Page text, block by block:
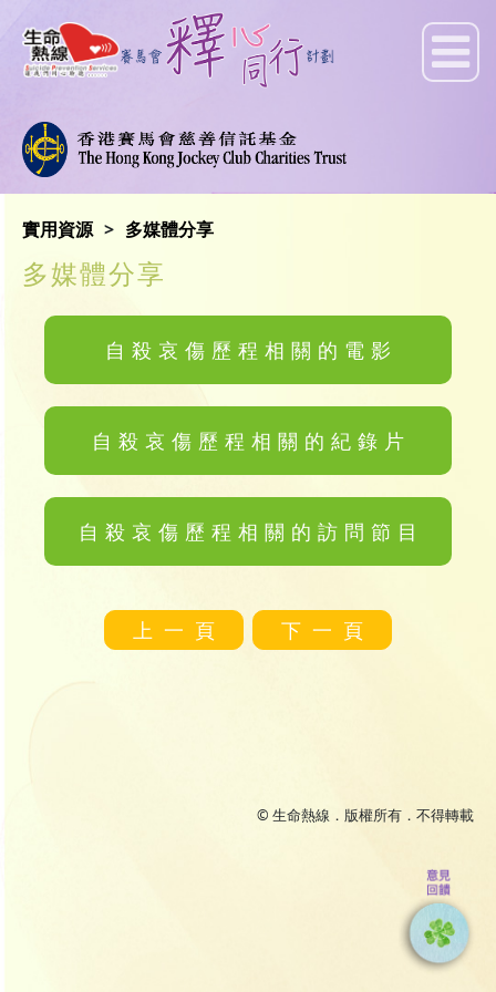
實用資源 多媒體分享
多媒體分享
自殺哀傷歷程相關的電影
自殺哀傷歷程相關的紀錄片
自殺哀傷歷程相關的訪問節目
上一頁 下一頁
© 生命熱線．版權所有．不得轉載